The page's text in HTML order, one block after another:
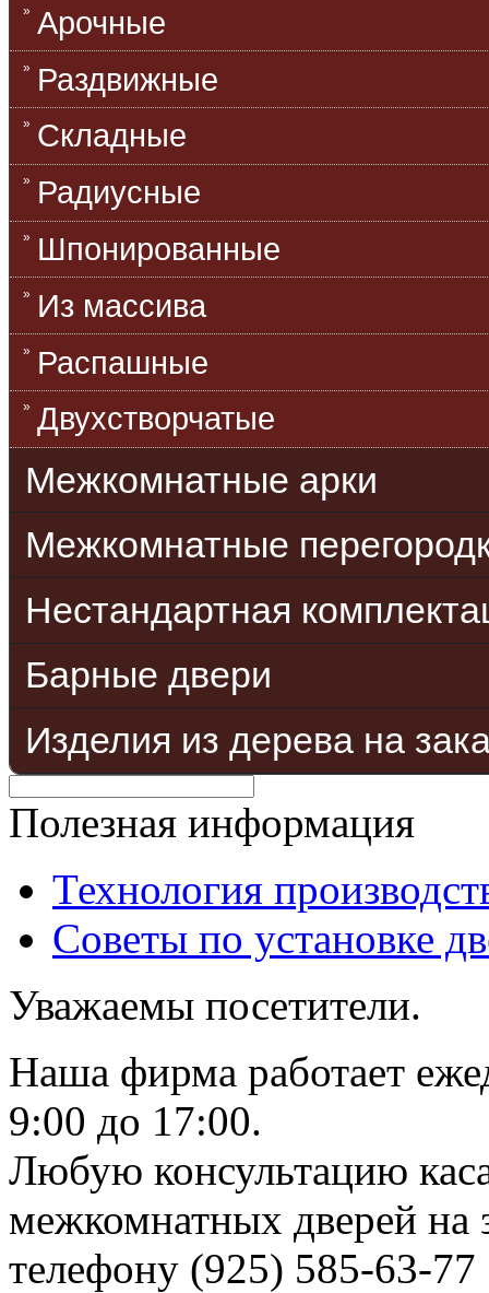
Арочные
Раздвижные
Складные
Радиусные
Шпонированные
Из массива
Распашные
Двухстворчатые
Межкомнатные арки
Межкомнатные
Нестандартная
Барные двери
Изделия из дерева на
Полезная информация
Технология
Советы по установке
Уважаемы посетители.
Наша фирма работает
9:00 до 17:00.
Любую консультацию
межкомнатных дверей на
телефону (925) 585-63-77